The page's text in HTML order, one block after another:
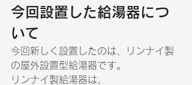
今回設置した給湯器につ
いて
今回新しく設置したのは、リンナイ製
の屋外設置型給湯器です。
リンナイ製給湯器は、